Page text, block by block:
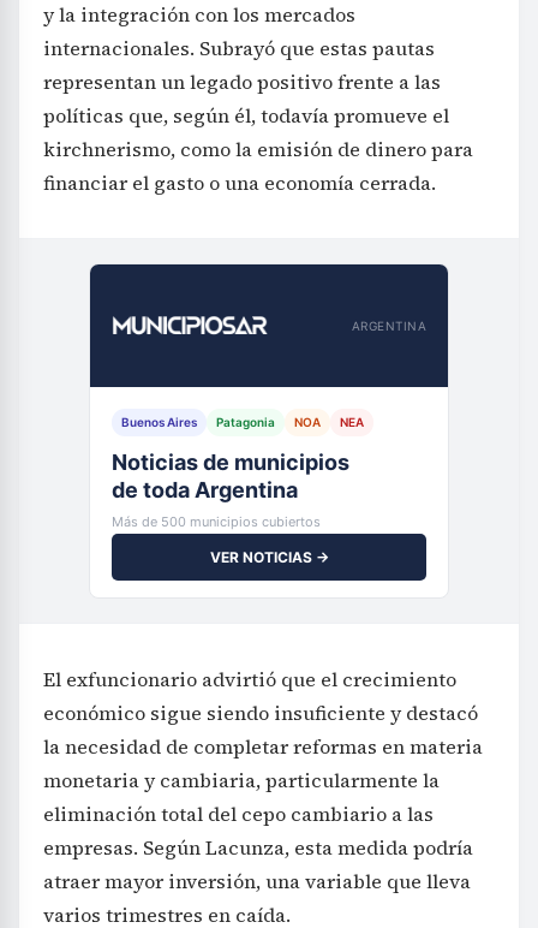
y la integración con los mercados
internacionales. Subrayó que estas pautas
representan un legado positivo frente a las
políticas que, según él, todavía promueve el
kirchnerismo, como la emisión de dinero para
financiar el gasto o una economía cerrada.
ARGENTINA
Buenos Aires Patagonia NOA NEA
Noticias de municipios
de toda Argentina
Más de 500 municipios cubiertos
VER NOTICIAS →
El exfuncionario advirtió que el crecimiento
económico sigue siendo insuficiente y destacó
la necesidad de completar reformas en materia
monetaria y cambiaria, particularmente la
eliminación total del cepo cambiario a las
empresas. Según Lacunza, esta medida podría
atraer mayor inversión, una variable que lleva
varios trimestres en caída.